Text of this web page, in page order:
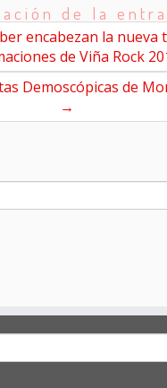
de la
encabezan la nueva
de Viña Rock
Demoscópicas de
→